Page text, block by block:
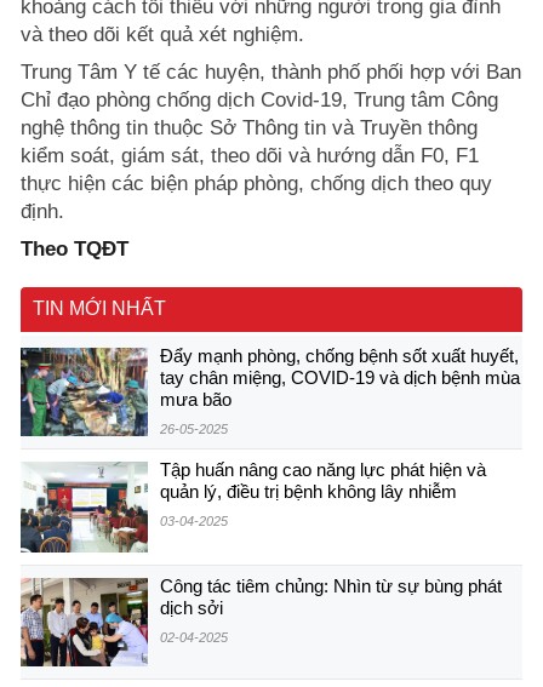
khoảng cách tối thiểu với những người trong gia đình
và theo dõi kết quả xét nghiệm.
Trung Tâm Y tế các huyện, thành phố phối hợp với Ban
Chỉ đạo phòng chống dịch Covid-19, Trung tâm Công
nghệ thông tin thuộc Sở Thông tin và Truyền thông
kiểm soát, giám sát, theo dõi và hướng dẫn F0, F1
thực hiện các biện pháp phòng, chống dịch theo quy
định.
Theo TQĐT
TIN MỚI NHẤT
Đẩy mạnh phòng, chống bệnh sốt xuất huyết,
tay chân miệng, COVID-19 và dịch bệnh mùa
mưa bão
26-05-2025
Tập huấn nâng cao năng lực phát hiện và
quản lý, điều trị bệnh không lây nhiễm
03-04-2025
Công tác tiêm chủng: Nhìn từ sự bùng phát
dịch sởi
02-04-2025